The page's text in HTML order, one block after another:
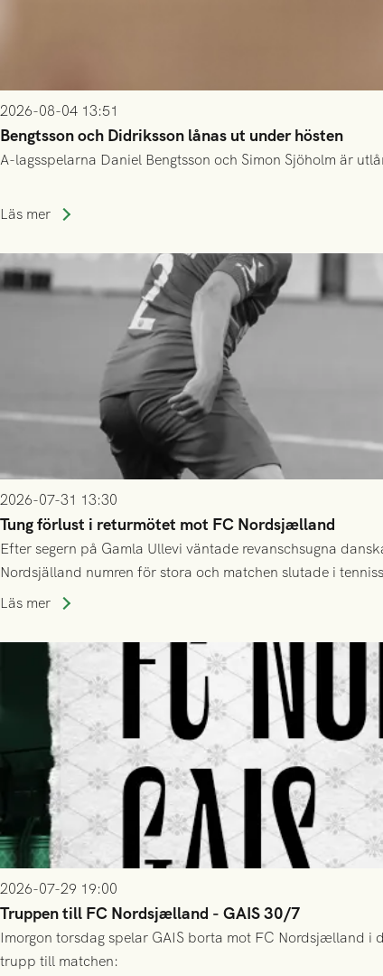
2026-08-04 13:51
Bengtsson och Didriksson lånas ut under hösten
A-lagsspelarna Daniel Bengtsson och Simon Sjöholm är
Läs mer
2026-07-31 13:30
Tung förlust i returmötet mot FC Nordsjælland
Efter segern på Gamla Ullevi väntade revanschsugna
Nordsjälland numren för stora och matchen slutade i
Läs mer
2026-07-29 19:00
Truppen till FC Nordsjælland - GAIS 30/7
Imorgon torsdag spelar GAIS borta mot FC Nordsjælland i
trupp till matchen: